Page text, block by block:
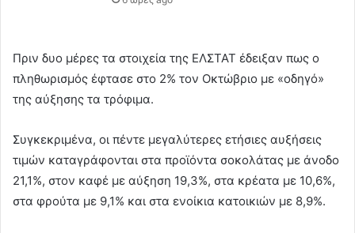
Πριν δυο μέρες τα στοιχεία της ΕΛΣΤΑΤ έδειξαν πως ο
πληθωρισμός έφτασε στο 2% τον Οκτώβριο με «οδηγό»
της αύξησης τα τρόφιμα.
Συγκεκριμένα, οι πέντε μεγαλύτερες ετήσιες αυξήσεις
τιμών καταγράφονται στα προϊόντα σοκολάτας με άνοδο
21,1%, στον καφέ με αύξηση 19,3%, στα κρέατα με 10,6%,
στα φρούτα με 9,1% και στα ενοίκια κατοικιών με 8,9%.